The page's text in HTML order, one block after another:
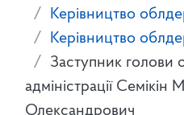
Керівництво
Керівництво
Заступник голови
адміністрації Семікін
Олександрович